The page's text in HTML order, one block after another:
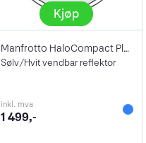
Kjøp
Manfrotto HaloCompact Plus Reflector98cm
Sølv/Hvit vendbar reflektor
inkl. mva
1 499,-